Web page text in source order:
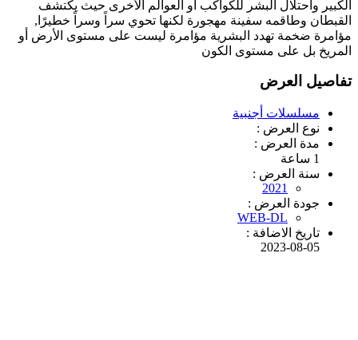
الكبير واحتلال البشر للكواكب أو العوالم الأخرى حيث يكتشف
القبطان وطاقمه سفينة مهجورة لكنها تحوي سراً وسراً خطيرًا,
مؤامرة ضخمة تهدد البشرية مؤامرة ليست على مستوى الأرض أو
المريخ بل على مستوى الكون
تفاصيل العرض
مسلسلات أجنبية
نوع العرض :
مدة العرض :
1 ساعة
سنة العرض :
2021
جودة العرض :
WEB-DL
تاريخ الاضافة :
2023-08-05